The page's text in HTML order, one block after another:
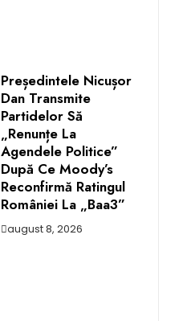
Președintele Nicușor
Dan Transmite
Partidelor Să
„renunțe La
Agendele Politice”
După Ce Moody’s
Reconfirmă Ratingul
României La „Baa3”
august 8, 2026